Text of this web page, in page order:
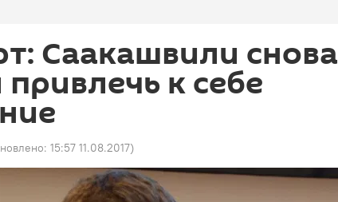
Саакашвили снова
к себе
15:57 11.08.2017)